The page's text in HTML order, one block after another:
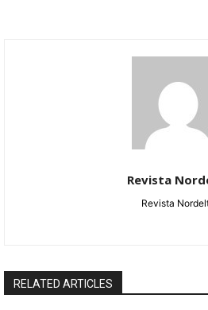
Revista
Revista
RELATED ARTICLES